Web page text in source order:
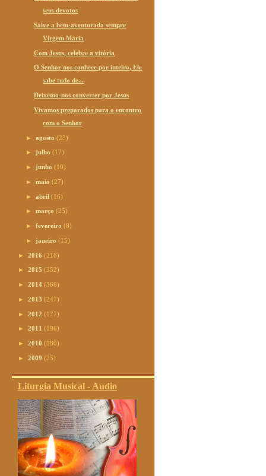
seus devotos
Salve a bem-aventurada sempre
Virgem Maria
Com Jesus, celebre a vitória
O Senhor nos conhece por inteiro, Ele
sabe tudo de...
Deixemo-nos converter por Jesus
Vivamos preparados para o encontro
com o Senhor
►agosto(23)
► julho(17)
► junho(10)
►maio(27)
►abril(16)
►março(25)
►fevereiro(8)
► janeiro(15)
► 2016 (218)
► 2015 (352)
► 2014 (366)
► 2013 (247)
► 2012 (177)
► 2011 (196)
► 2010 (180)
► 2009 (25)
Liturgia Musical - Audio